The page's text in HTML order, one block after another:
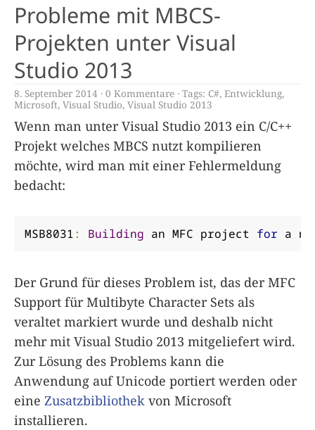
Probleme mit MBCS-
Projekten unter Visual
Studio 2013
8. September 2014 0 Kommentare Tags: C#, Entwicklung,
Microsoft, Visual Studio, Visual Studio 2013
Wenn man unter Visual Studio 2013 ein C/C++
Projekt welches MBCS nutzt kompilieren
möchte, wird man mit einer Fehlermeldung
bedacht:
MSB8031: Building an MFC project for a
Der Grund für dieses Problem ist, das der MFC
Support für Multibyte Character Sets als
veraltet markiert wurde und deshalb nicht
mehr mit Visual Studio 2013 mitgeliefert wird.
Zur Lösung des Problems kann die
Anwendung auf Unicode portiert werden oder
eine Zusatzbibliothek von Microsoft
installieren.